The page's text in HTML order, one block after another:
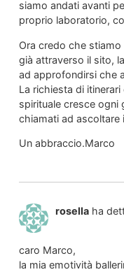
siamo andati avanti
proprio laboratorio,
Ora credo che stiamo
già attraverso il sito,
ad approfondirsi che
La richiesta di
spirituale cresce ogni
chiamati ad
Un abbraccio.Marco
rosella ha
caro Marco,
la mia emotività